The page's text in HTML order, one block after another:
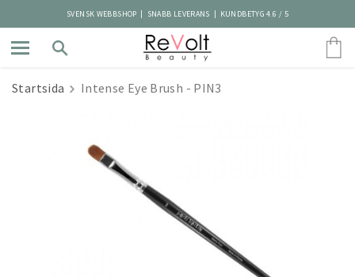
SVENSK WEBBSHOP | SNABB LEVERANS | KUNDBETYG 4.6 / 5
Startsida Intense Eye Brush - PIN3